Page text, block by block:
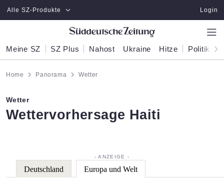
Zum Hauptinhalt springen
Alle SZ-Produkte Login
Meine SZ SZ Plus Nahost Ukraine Hitze Politik
Home Panorama Wetter
Wetter
:
Wettervorhersage Haiti
Deutschland Europa und Welt